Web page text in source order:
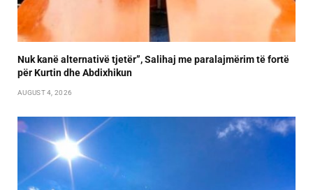
Nuk kanë alternativë tjetër”, Salihaj me paralajmërim të fortë
për Kurtin dhe Abdixhikun
AUGUST 4, 2026